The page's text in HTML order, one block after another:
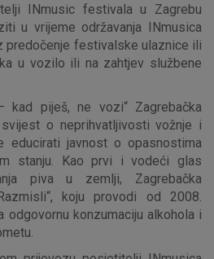
INmusic festivala u Zagrebu
u vrijeme održavanja INmusica
predočenje festivalske ulaznice ili
u vozilo ili na zahtjev službene
kad piješ, ne vozi“ Zagrebačka
o neprihvatljivosti vožnje i
educirati javnost o opasnostima
stanju. Kao prvi i vodeći glas
piva u zemlji, Zagrebačka
koju provodi od 2008.
odgovornu konzumaciju alkohola i